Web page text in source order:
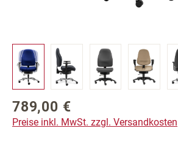
Regulärer Preis:
789,00 €
Preise inkl. MwSt. zzgl. Versandkosten